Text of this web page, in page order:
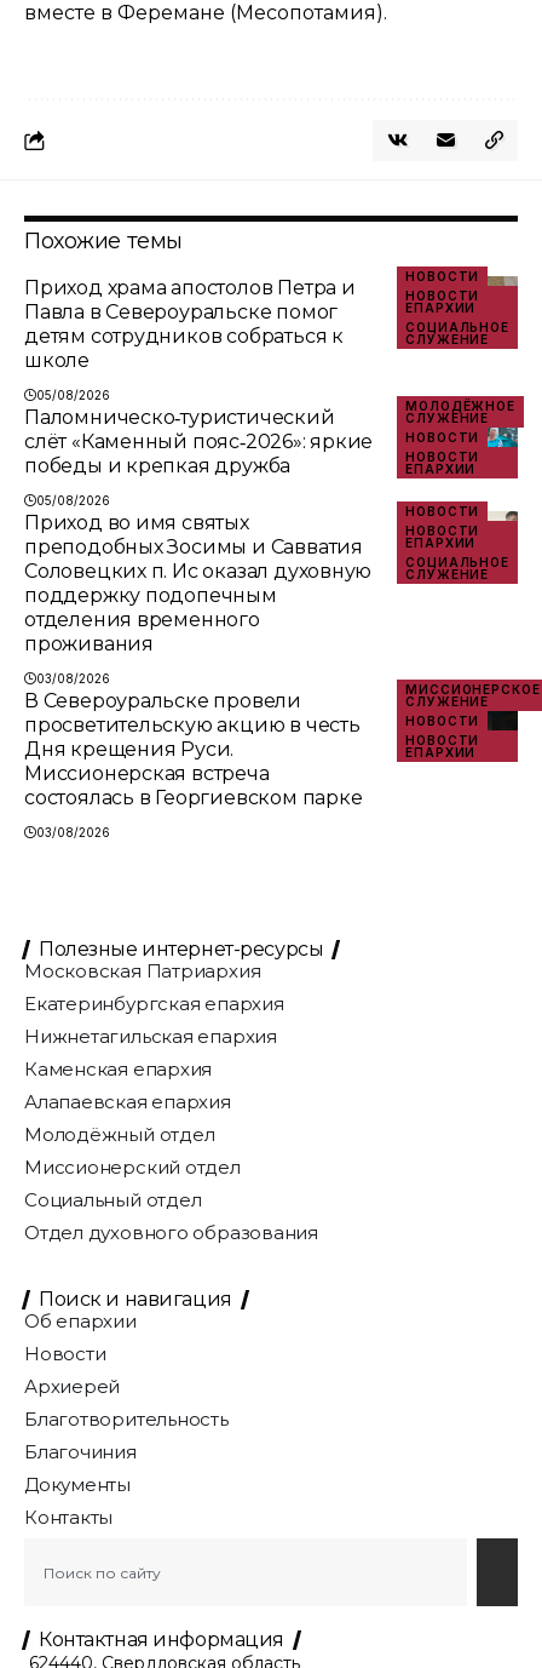
вместе в Феремане (Месопотамия).
Похожие темы
НОВОСТИ
НОВОСТИ
ЕПАРХИИ
СОЦИАЛЬНОЕ
СЛУЖЕНИЕ
Приход храма апостолов Петра и
Павла в Североуральске помог
детям сотрудников собраться к
школе
05/08/2026
МОЛОДЁЖНОЕ
СЛУЖЕНИЕ
НОВОСТИ
НОВОСТИ
ЕПАРХИИ
Паломническо‑туристический
слёт «Каменный пояс‑2026»: яркие
победы и крепкая дружба
05/08/2026
НОВОСТИ
НОВОСТИ
ЕПАРХИИ
СОЦИАЛЬНОЕ
СЛУЖЕНИЕ
Приход во имя святых
преподобных Зосимы и Савватия
Соловецких п. Ис оказал духовную
поддержку подопечным
отделения временного
проживания
03/08/2026
МИССИОНЕРСКОЕ
СЛУЖЕНИЕ
НОВОСТИ
НОВОСТИ
ЕПАРХИИ
В Североуральске провели
просветительскую акцию в честь
Дня крещения Руси.
Миссионерская встреча
состоялась в Георгиевском парке
03/08/2026
Полезные интернет-ресурсы
Московская Патриархия
Екатеринбургская епархия
Нижнетагильская епархия
Каменская епархия
Алапаевская епархия
Молодёжный отдел
Миссионерский отдел
Социальный отдел
Отдел духовного образования
Поиск и навигация
Об епархии
Новости
Архиерей
Благотворительность
Благочиния
Документы
Контакты
Контактная информация
624440, Свердловская область